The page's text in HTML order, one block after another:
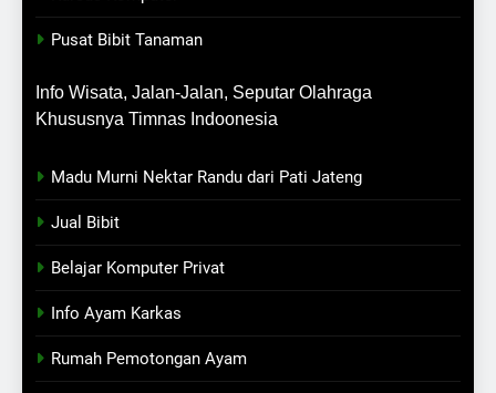
Pusat Bibit Tanaman
Info Wisata, Jalan-Jalan, Seputar Olahraga
Khususnya Timnas Indoonesia
Madu Murni Nektar Randu dari Pati Jateng
Jual Bibit
Belajar Komputer Privat
Info Ayam Karkas
Rumah Pemotongan Ayam